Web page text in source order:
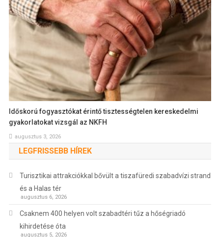
Időskorú fogyasztókat érintő tisztességtelen kereskedelmi
gyakorlatokat vizsgál az NKFH
augusztus 3, 2026
LEGFRISSEBB HÍREK
Turisztikai attrakciókkal bővült a tiszafüredi szabadvízi strand
és a Halas tér
augusztus 6, 2026
Csaknem 400 helyen volt szabadtéri tűz a hőségriadó
kihirdetése óta
augusztus 5, 2026